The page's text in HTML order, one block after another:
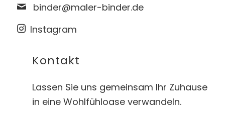
binder@maler-binder.de
Instagram
Kontakt
Lassen Sie uns gemeinsam Ihr Zuhause
in eine Wohlfühloase verwandeln.